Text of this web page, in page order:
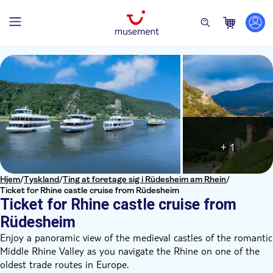
Hjem/Tyskland/Ting at foretage sig i Rüdesheim am Rhein/
Ticket for Rhine castle cruise from Rüdesheim
Ticket for Rhine castle cruise from
Rüdesheim
+ 1
Enjoy a panoramic view of the medieval castles of the romantic
Middle Rhine Valley as you navigate the Rhine on one of the
oldest trade routes in Europe.